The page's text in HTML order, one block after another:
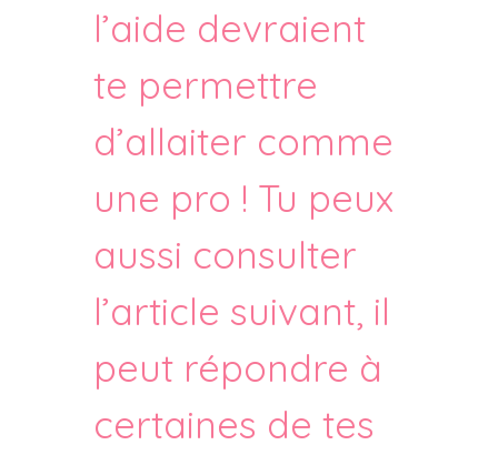
l’aide devraient
te permettre
d’allaiter comme
une pro ! Tu peux
aussi consulter
l’article suivant, il
peut répondre à
certaines de tes